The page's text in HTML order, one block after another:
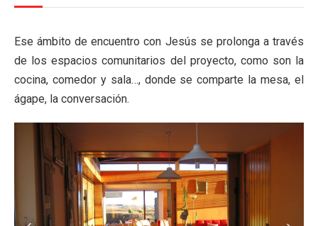
Ese ámbito de encuentro con Jesús se prolonga a través
de los espacios comunitarios del proyecto, como son la
cocina, comedor y sala…, donde se comparte la mesa, el
ágape, la conversación.